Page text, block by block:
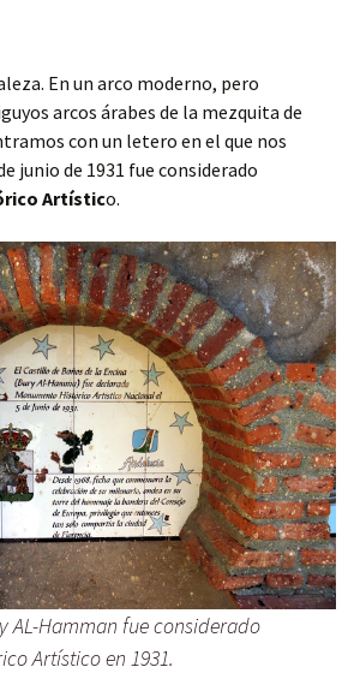
En un arco moderno, pero
arcos árabes de la mezquita de
con un letero en el que nos
junio de 1931 fue considerado
Artístico.
AL-Hamman fue considerado
Artístico en 1931.